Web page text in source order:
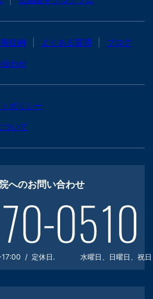
症例 よくある質問 ブログ
わせ
ポリシー
ついて
へのお問い合わせ
定休日. 水曜日、日曜日、祝日